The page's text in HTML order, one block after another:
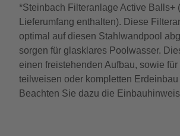
*Steinbach Filteranlage Active Balls+
Lieferumfang enthalten). Diese
optimal auf diesen Stahlwandpool
sorgen für glasklares Poolwasser.
einen freistehenden Aufbau, sowie für
teilweisen oder kompletten Erdeinbau
Beachten Sie dazu die